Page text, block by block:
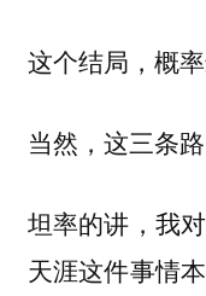
这个结局，概
当然，这三条
坦率的讲，我
天涯这件事情